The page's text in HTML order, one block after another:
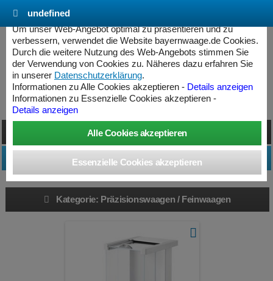
Produkte » Präzisionswaagen / Feinwaagen
Kategorie: Präzisionswaagen / Feinwaagen
Darstellung umschalten
Produktfilter anpassen
Kategorie: Präzisionswaagen / Feinwaagen
Cookie Einstellungen - bayernwaage.de
Um unser Web-Angebot optimal zu präsentieren und zu
verbessern, verwendet die Website bayernwaage.de Cookies.
Durch die weitere Nutzung des Web-Angebots stimmen Sie
der Verwendung von Cookies zu. Näheres dazu erfahren Sie
in unserer Datenschutzerklärung.
Informationen zu Alle Cookies akzeptieren - Details anzeigen
Informationen zu Essenzielle Cookies akzeptieren -
Details anzeigen
undefined